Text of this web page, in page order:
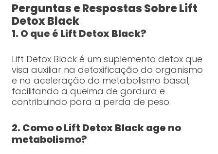
Perguntas e Respostas Sobre Lift
Detox Black
1. O que é Lift Detox Black?
Lift Detox Black é um suplemento detox que
visa auxiliar na detoxificação do organismo
e na aceleração do metabolismo basal,
facilitando a queima de gordura e
contribuindo para a perda de peso.
2. Como o Lift Detox Black age no
metabolismo?